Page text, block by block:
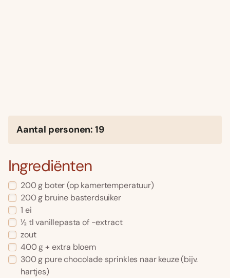
Aantal personen: 19
Ingrediënten
200 g boter (op kamertemperatuur)
200 g bruine basterdsuiker
1 ei
½ tl vanillepasta of -extract
zout
400 g + extra bloem
300 g pure chocolade sprinkles naar keuze (bijv.
hartjes)